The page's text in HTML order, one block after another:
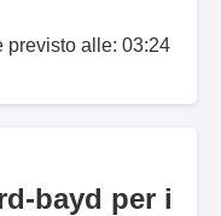
previsto alle: 03:24
bayd per i